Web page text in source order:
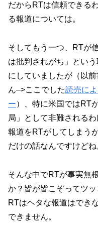
だからRTは信頼できる
る報道については。
そしてもう一つ、RTが
は批判されがち」とい
にしていましたが（以
ん–>ここでした読売に
ー）、特に米国ではRT
局」として非難される
報道をRTがしてしまう
だけの話なんですけどね
そんな中でRTが事実無
か？皆が皆こぞってツ
RTはヘタな報道はでき
できません。